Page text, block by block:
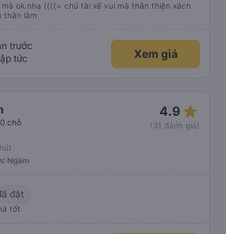
ok nha ((((= chú tài xế vui mà thân thiện xách
thận lắm
trước
tức
Xem giá
chỗ
4.9 star_rate
(31 đánh giá)
Ngầm
đặt
tốt